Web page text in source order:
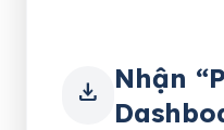
download
Nhận